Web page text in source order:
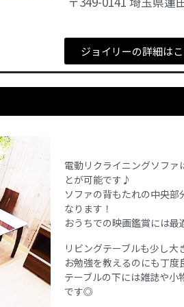
ジョイリーの詳細は
電動リクライニングソファ
とが可能です♪
ソファの背もたれの中央部
なります！
おうちでの映画鑑賞には最
リビングテーブルも少し大
お勉強を教えるのにも丁度
テーブルの下には雑誌や小
です◎